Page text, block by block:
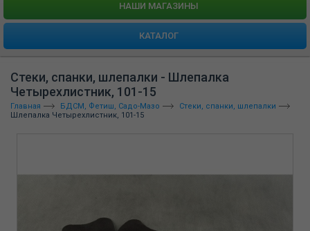
HАШИ МАГАЗИНЫ
КАТАЛОГ
Стеки, спанки, шлепалки - Шлепалка
Четырехлистник, 101-15
Главная БДСМ, Фетиш, Садо-Мазо
Стеки, спанки, шлепалки
Шлепалка Четырехлистник, 101-15